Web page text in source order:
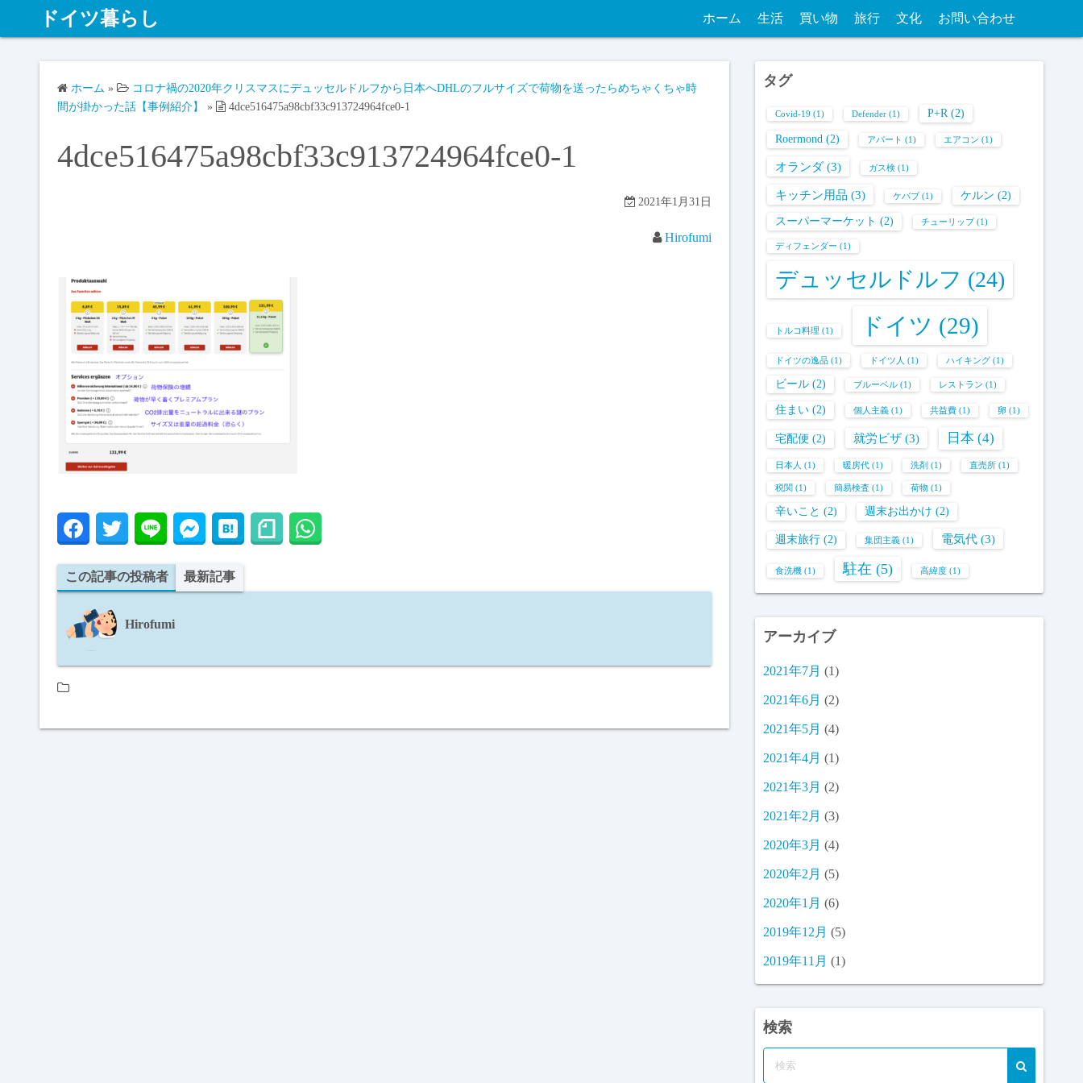
ドイツ暮らし ホーム 生活 買い物 旅行 文化 お問い合わせ
ホーム »
コロナ禍の2020年クリスマスにデュッセルドルフから日本へDHLのフルサイズで荷物を送ったらめちゃくちゃ時
間が掛かった話【事例紹介】
» 4dce516475a98cbf33c913724964fce0-1
4dce516475a98cbf33c913724964fce0-1
2021年1月31日
Hirofumi
この記事の投稿者 最新記事
Hirofumi
タグ
Covid-19 (1) Defender (1) P+R(2)
Roermond (2) アパート (1) エアコン (1)
オランダ(3) ガス検 (1)
キッチン用品 (3) ケバブ (1) ケルン (2)
スーパーマーケット (2) チューリップ(1)
ディフェンダー (1)
デュッセルドルフ (24)
トルコ料理 (1) ドイツ (29)
ドイツの逸品 (1) ドイツ人 (1) ハイキング (1)
ビール (2) ブルーベル (1) レストラン (1)
住まい (2) 個人主義 (1) 共益費 (1) 卵 (1)
宅配便 (2) 就労ビザ (3) 日本 (4)
日本人 (1) 暖房代 (1) 洗剤 (1) 直売所 (1)
税関 (1) 簡易検査 (1) 荷物 (1)
辛いこと (2) 週末お出かけ (2)
週末旅行 (2) 集団主義 (1) 電気代 (3)
食洗機 (1) 駐在 (5) 高緯度 (1)
アーカイブ
2021年7月 (1)
2021年6月 (2)
2021年5月 (4)
2021年4月 (1)
2021年3月 (2)
2021年2月 (3)
2020年3月 (4)
2020年2月 (5)
2020年1月 (6)
2019年12月 (5)
2019年11月 (1)
検索